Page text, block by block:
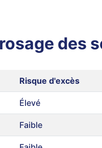
des
Risque d'excès
Élevé
Faible